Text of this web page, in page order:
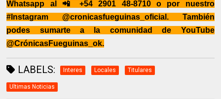
Whatsapp al 📲 +54 2901 48-8710 o por nuestro
#Instagram @cronicasfueguinas_oficial. También
podes sumarte a la comunidad de YouTube
@CrónicasFueguinas_ok.
LABELS: Interes Locales Titulares
Ultimas Noticias